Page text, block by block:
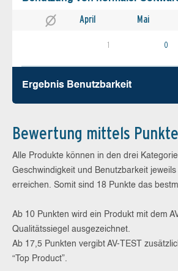
April Mai
1 0
Ergebnis Benutz­barkeit
Bewertung mittels
Alle Produkte können in den drei
Geschwindigkeit und Benutzbarkeit
erreichen. Somit sind 18 Punkte das
Ab 10 Punkten wird ein Produkt mit dem
Qualitätssiegel ausgezeichnet.
Ab 17,5 Punkten vergibt AV-TEST
“Top Product”.